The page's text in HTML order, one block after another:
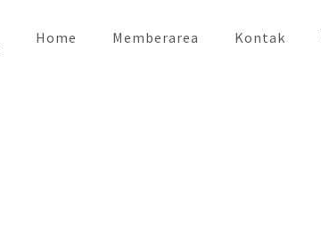
Home Memberarea Kontak